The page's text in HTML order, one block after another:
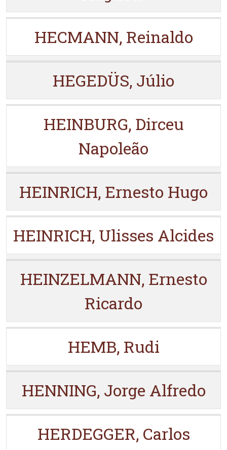
HECMANN, Reinaldo
HEGEDÜS, Júlio
HEINBURG, Dirceu
Napoleão
HEINRICH, Ernesto Hugo
HEINRICH, Ulisses Alcides
HEINZELMANN, Ernesto
Ricardo
HEMB, Rudi
HENNING, Jorge Alfredo
HERDEGGER, Carlos